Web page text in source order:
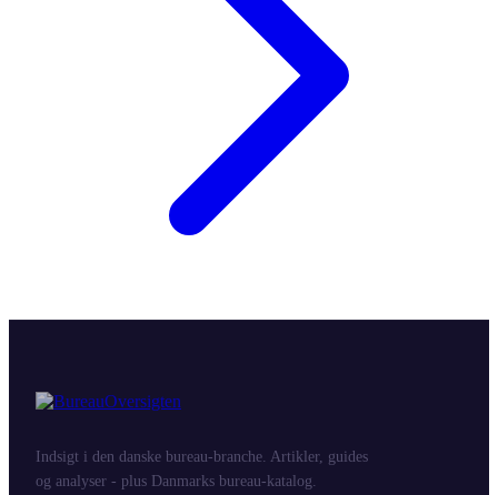
Indsigt i den danske bureau-branche. Artikler, guides
og analyser - plus Danmarks bureau-katalog.